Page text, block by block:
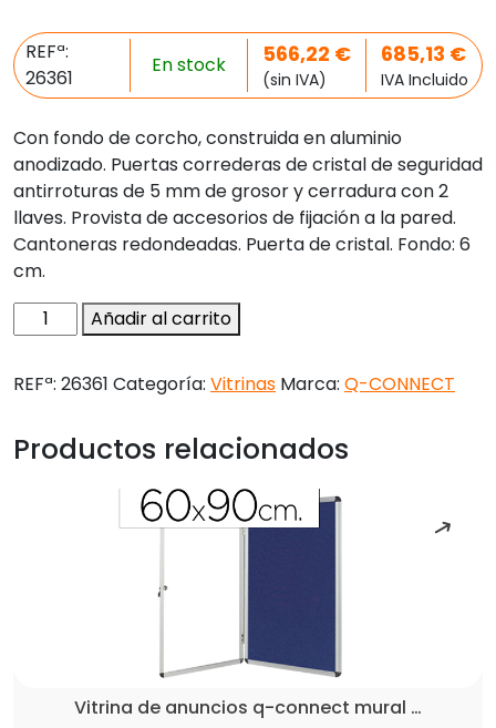
REFª:
26361
En stock 566,22 €
(sin IVA)
685,13 €
IVA Incluido
Con fondo de corcho, construida en aluminio
anodizado. Puertas correderas de cristal de seguridad
antirroturas de 5 mm de grosor y cerradura con 2
llaves. Provista de accesorios de fijación a la pared.
Cantoneras redondeadas. Puerta de cristal. Fondo: 6
cm.
Vitrina
de
q-
marco
Añadir al carrito
REFª: 26361 Categoría: Vitrinas Marca: Q-CONNECT
Productos relacionados
Vitrina de anuncios q-connect mural …